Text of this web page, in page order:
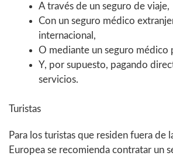
A través de un seguro de viaje,
Con un seguro médico
internacional,
O mediante un seguro médico
Y, por supuesto, pagando
servicios.
Turistas
Para los turistas que residen fuera de
Europea se recomienda contratar un